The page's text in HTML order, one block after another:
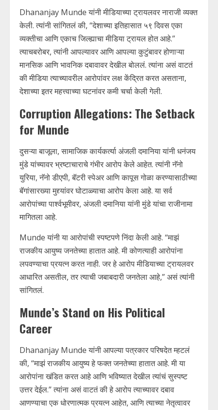
Dhananjay Munde यांनी मीडियाच्या ट्रायलवर नाराजी व्यक्त
केली. त्यांनी सांगितलं की, “देशाच्या इतिहासात ५९ दिवस एका
व्यक्तीचा आणि एकाच जिल्ह्याचा मीडिया ट्रायल होत आहे.”
त्याचबरोबर, त्यांनी आपल्यावर आणि आपल्या कुटुंबावर होणाऱ्या
मानसिक आणि भावनिक दबावावर देखील बोललं. त्यांना असं वाटतं
की मीडिया त्याच्यावरील आरोपांवर लक्ष केंद्रित करत असताना,
देशाच्या इतर महत्त्वाच्या घटनांवर कमी चर्चा केली गेली.
Corruption Allegations: The Setback
for Munde
दुसऱ्या बाजूला, सामाजिक कार्यकर्त्या अंजली दमानिया यांनी धनंजय
मुंडे यांच्यावर भ्रष्टाचाराचे गंभीर आरोप केले आहेत. त्यांनी नॅनो
युरिया, नॅनो डीएपी, बॅटरी स्पेअर आणि कापूस गोळा करण्यासाठीच्या
बॅगांसारख्या मुद्द्यांवर घोटाळ्याचा आरोप केला आहे. या सर्व
आरोपांच्या पार्श्वभूमीवर, अंजली दमानिया यांनी मुंडे यांचा राजीनामा
मागितला आहे.
Munde यांनी या आरोपांची स्पष्टपणे निंदा केली आहे. “माझं
राजकीय आयुष्य जनतेच्या हातात आहे. मी कोणत्याही आरोपांना
लपवण्याचा प्रयत्न करत नाही. जर हे आरोप मीडियाच्या ट्रायलवर
आधारित असतील, तर त्याची जबाबदारी जनतेला आहे,” असं त्यांनी
सांगितलं.
Munde’s Stand on His Political
Career
Dhananjay Munde यांनी आपल्या पत्रकार परिषदेत म्हटलं
की, “माझं राजकीय आयुष्य हे फक्त जनतेच्या हातात आहे. मी या
आरोपांना खंडित करत आहे आणि भविष्यात देखील त्यांचं सुस्पष्ट
उत्तर देईल.” त्यांना असं वाटतं की हे आरोप त्याच्यावर दबाव
आणण्याचा एक धोरणात्मक प्रयत्न आहेत, आणि त्याच्या नेतृत्वावर